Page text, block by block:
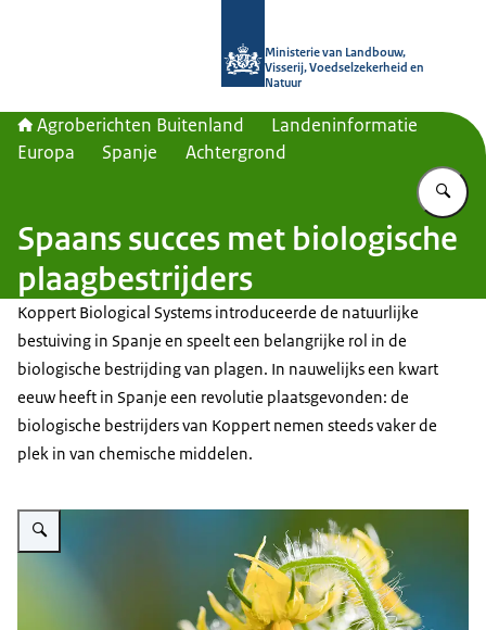
Ministerie van Landbouw,
Visserij, Voedselzekerheid en
Natuur
Agroberichten Buitenland
Landeninformatie
Europa
Spanje Achtergrond
Spaans succes met biologische
plaagbestrijders
Koppert Biological Systems introduceerde de natuurlijke
bestuiving in Spanje en speelt een belangrijke rol in de
biologische bestrijding van plagen. In nauwelijks een kwart
eeuw heeft in Spanje een revolutie plaatsgevonden: de
biologische bestrijders van Koppert nemen steeds vaker de
plek in van chemische middelen.
Vergroot afbeelding Innovatie